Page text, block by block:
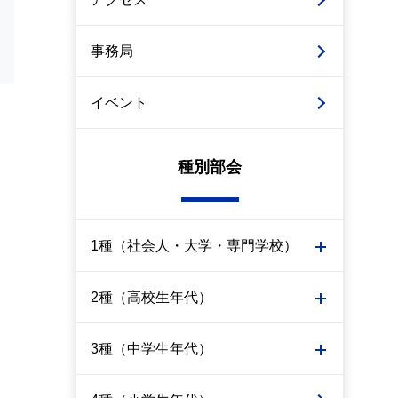
事務局
イベント
種別部会
1種（社会人・大学・専門学校）
2種（高校生年代）
3種（中学生年代）